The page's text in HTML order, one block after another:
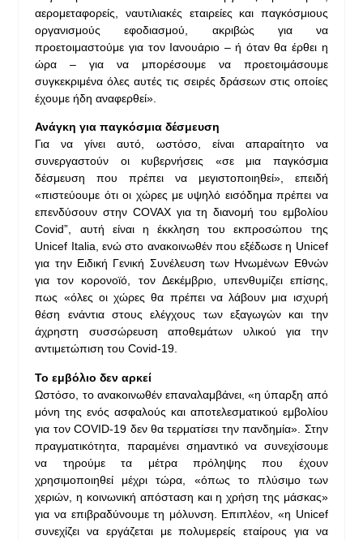
αερομεταφορείς, ναυτιλιακές εταιρείες και παγκόσμιους
οργανισμούς εφοδιασμού, ακριβώς για να
προετοιμαστούμε για τον Ιανουάριο – ή όταν θα έρθει η
ώρα – για να μπορέσουμε να προετοιμάσουμε
συγκεκριμένα όλες αυτές τις σειρές δράσεων στις οποίες
έχουμε ήδη αναφερθεί».
Ανάγκη για παγκόσμια δέσμευση
Για να γίνει αυτό, ωστόσο, είναι απαραίτητο να
συνεργαστούν οι κυβερνήσεις «σε μια παγκόσμια
δέσμευση που πρέπει να μεγιστοποιηθεί», επειδή
«πιστεύουμε ότι οι χώρες με υψηλό εισόδημα πρέπει να
επενδύσουν στην COVAX για τη διανομή του εμβολίου
Covid”, αυτή είναι η έκκληση του εκπροσώπου της
Unicef Italia, ενώ στο ανακοινωθέν που εξέδωσε η Unicef
για την Ειδική Γενική Συνέλευση των Ηνωμένων Εθνών
για τον κορονοϊό, τον Δεκέμβριο, υπενθυμίζει επίσης,
πως «όλες οι χώρες θα πρέπει να λάβουν μια ισχυρή
θέση ενάντια στους ελέγχους των εξαγωγών και την
άχρηστη συσσώρευση αποθεμάτων υλικού για την
αντιμετώπιση του Covid-19.
Το εμβόλιο δεν αρκεί
Ωστόσο, το ανακοινωθέν επαναλαμβάνει, «η ύπαρξη από
μόνη της ενός ασφαλούς και αποτελεσματικού εμβολίου
για τον COVID-19 δεν θα τερματίσει την πανδημία». Στην
πραγματικότητα, παραμένει σημαντικό να συνεχίσουμε
να τηρούμε τα μέτρα πρόληψης που έχουν
χρησιμοποιηθεί μέχρι τώρα, «όπως το πλύσιμο των
χεριών, η κοινωνική απόσταση και η χρήση της μάσκας»
για να επιβραδύνουμε τη μόλυνση. Επιπλέον, «η Unicef
συνεχίζει να εργάζεται με πολυμερείς εταίρους για να